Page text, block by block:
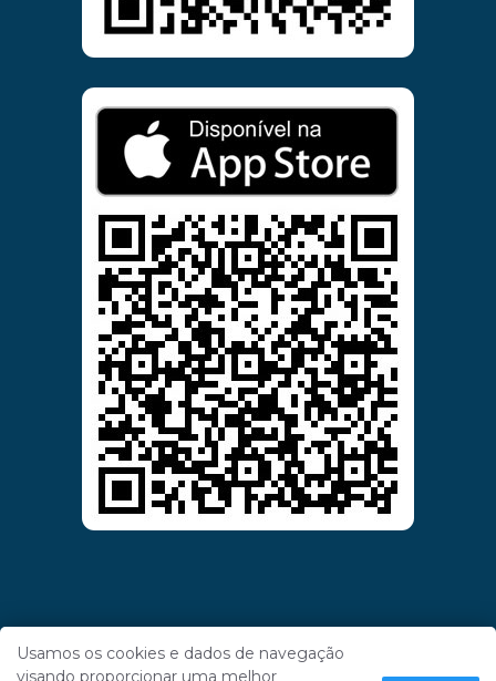
Usamos os cookies e dados de navegação
visando proporcionar uma melhor